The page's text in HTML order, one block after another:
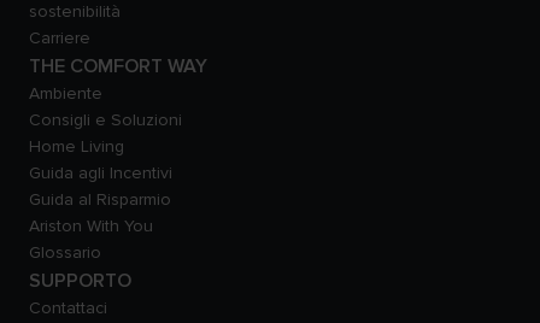
sostenibilità
Carriere
THE COMFORT WAY
Ambiente
Consigli e Soluzioni
Home Living
Guida agli Incentivi
Guida al Risparmio
Ariston With You
Glossario
SUPPORTO
Contattaci